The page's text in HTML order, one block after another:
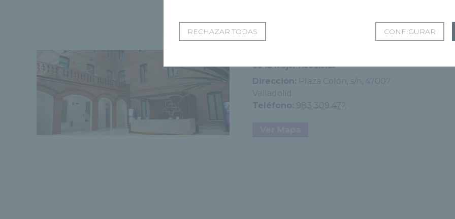
Centros y médicos que ofrecen esta
de la Mujer Recoletas
Dirección: Plaza Colón, s/n, 47007
Valladolid
Teléfono: 983 309 472
RECHAZAR TODAS CONFIGURAR